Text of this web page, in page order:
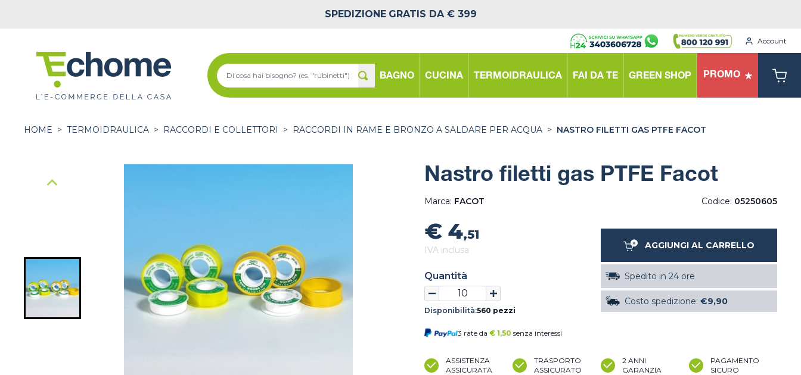
SPEDIZIONE GRATIS DA € 399
Account
BAGNO CUCINA TERMOIDRAULICA FAI DA TE GREEN SHOP PROMO
HOME > TERMOIDRAULICA > RACCORDI E COLLETTORI > RACCORDI IN RAME E BRONZO A SALDARE PER ACQUA > NASTRO FILETTI GAS PTFE FACOT
Nastro filetti gas PTFE Facot
Marca: FACOT Codice: 05250605
€ 4,51
IVA inclusa
Quantità
Disponibilità:560 pezzi
3 rate da € 1,50 senza interessi
AGGIUNGI AL CARRELLO
Spedito in 24 ore
Costo spedizione: €9,90
ASSISTENZA
ASSICURATA
TRASPORTO
ASSICURATO
2 ANNI
GARANZIA
PAGAMENTO
SICURO